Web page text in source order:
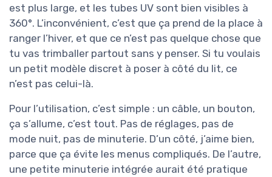
est plus large, et les tubes UV sont bien visibles à
360°. L’inconvénient, c’est que ça prend de la place à
ranger l’hiver, et que ce n’est pas quelque chose que
tu vas trimballer partout sans y penser. Si tu voulais
un petit modèle discret à poser à côté du lit, ce
n’est pas celui-là.
Pour l’utilisation, c’est simple : un câble, un bouton,
ça s’allume, c’est tout. Pas de réglages, pas de
mode nuit, pas de minuterie. D’un côté, j’aime bien,
parce que ça évite les menus compliqués. De l’autre,
une petite minuterie intégrée aurait été pratique